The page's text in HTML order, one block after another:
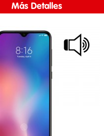
Más Detalles